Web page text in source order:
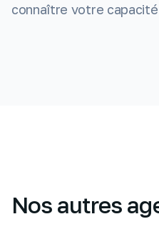
connaître votre
Nos autres